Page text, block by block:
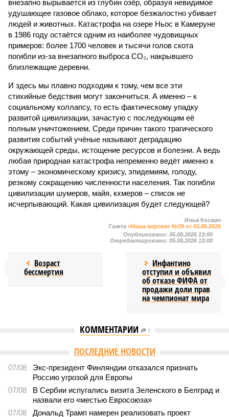
внезапно вырывается из глубин озёр, образуя невидимое
удушающее газовое облако, которое безжалостно убивает
людей и животных. Катастрофа на озере Ньос в Камеруне
в 1986 году остаётся одним из наиболее чудовищных
примеров: более 1700 человек и тысячи голов скота
погибли из-за внезапного выброса CO₂, накрывшего
близлежащие деревни.
И здесь мы плавно подходим к тому, чем все эти
стихийные бедствия могут закончиться. А именно – к
социальному коллапсу, то есть фактическому упадку
развитой цивилизации, зачастую с последующим её
полным уничтожением. Среди причин такого трагического
развития событий учёные называют деградацию
окружающей среды, истощение ресурсов и болезни. А ведь
любая природная катастрофа непременно ведёт именно к
этому – экономическому кризису, эпидемиям, голоду,
резкому сокращению численности населения. Так погибли
цивилизации шумеров, майя, кхмеров – список не
исчерпывающий. Какая цивилизация будет следующей?
Илья Космач
Газета «Наша версия» №29 от 03.08.2026
Опубликовано: 05.08.2026 13:00
Отредактировано: 05.08.2026 13:00
Возраст
бессмертия
Инфантино
отступил и объявил
об отказе ФИФА от
продажи доли прав
на чемпионат мира
КОММЕНТАРИИ 1
ПОСЛЕДНИЕ НОВОСТИ
07/08
Экс-президент Финляндии отказался признать
Россию угрозой для Европы
07/08
В Сербии испугались визита Зеленского в Белград и
назвали его «местью Евросоюза»
07/08
Дональд Трамп намерен реализовать проект